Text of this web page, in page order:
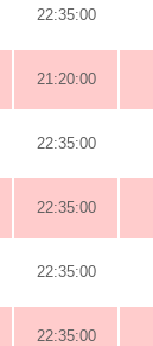
22:35:00
21:20:00
22:35:00
22:35:00
22:35:00
22:35:00